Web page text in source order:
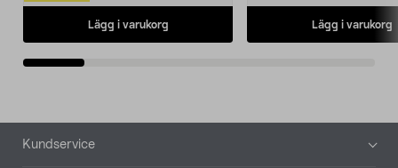
Lägg i varukorg Lägg i varukorg
Sidfot
Kundservice